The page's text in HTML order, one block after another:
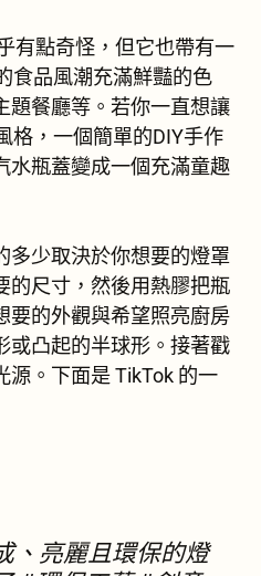
有點奇怪，但它也帶有一
食品風潮充滿鮮豔的色
題餐廳等。若你一直想讓
格，一個簡單的DIY手作
水瓶蓋變成一個充滿童趣
多少取決於你想要的燈罩
的尺寸，然後用熱膠把瓶
要的外觀與希望照亮廚房
或凸起的半球形。接著戳
源。下面是 TikTok 的一
、亮麗且環保的燈